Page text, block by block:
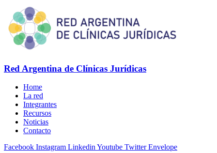
Red Argentina de Clínicas Jurídicas
Home
La red
Integrantes
Recursos
Noticias
Contacto
Facebook Instagram LinkedinYoutube Twitter Envelope